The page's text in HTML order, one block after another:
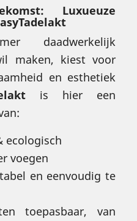
Luxueuze
daadwerkelijk
maken, kiest voor
en esthetiek
is hier een
ecologisch
voegen
en eenvoudig te
toepasbaar, van